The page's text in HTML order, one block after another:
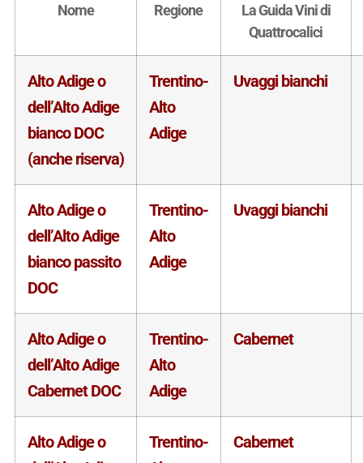
Nome Regione
La Guida Vini di
Quattrocalici
Alto Adige o
dell’Alto Adige
bianco DOC
(anche riserva)
Trentino-
Alto
Adige
Uvaggi bianchi
Alto Adige o
dell’Alto Adige
bianco passito
DOC
Trentino-
Alto
Adige
Uvaggi bianchi
Alto Adige o
dell’Alto Adige
Cabernet DOC
Trentino-
Alto
Adige
Cabernet
Alto Adige o
Trentino-
Cabernet